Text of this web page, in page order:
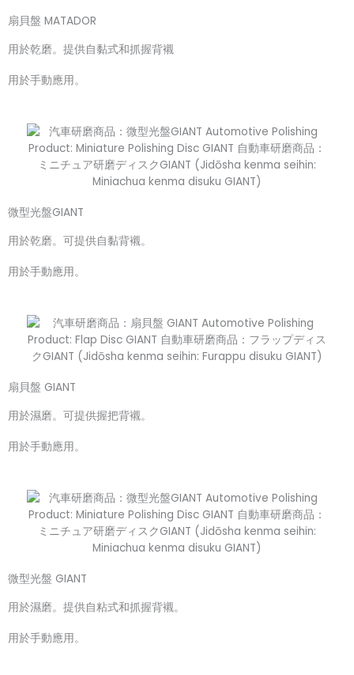
扇貝盤 MATADOR
用於乾磨。提供自黏式和抓握背襯
用於手動應用。
微型光盤GIANT
用於乾磨。可提供自黏背襯。
用於手動應用。
扇貝盤 GIANT
用於濕磨。可提供握把背襯。
用於手動應用。
微型光盤 GIANT
用於濕磨。提供自粘式和抓握背襯。
用於手動應用。